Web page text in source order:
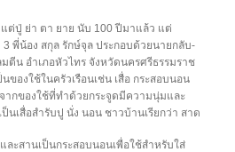
ต่ปู่ ย่า ตา ยาย นับ 100 ปีมาแล้ว แต่
พี่น้อง สกุล รักษ์จุล ประกอบด้วยนายกลับ-
น อำเภอหัวไทร จังหวัดนครศรีธรรมราช
องใช้ในครัวเรือนเช่น เสื่อ กระสอบนอน
ากของใช้ที่ทำด้วยกระจูดมีความนุ่มและ
เสื่อสำรับปู นั่ง นอน ชาวบ้านเรียกว่า สาด
ะสานเป็นกระสอบนอนเพื่อใช้สำหรับใส่